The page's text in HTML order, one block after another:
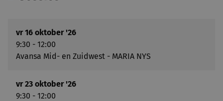
vr 16 oktober '26
9:30 - 12:00
Avansa Mid- en Zuidwest - MARIA NYS
vr 23 oktober '26
9:30 - 12:00